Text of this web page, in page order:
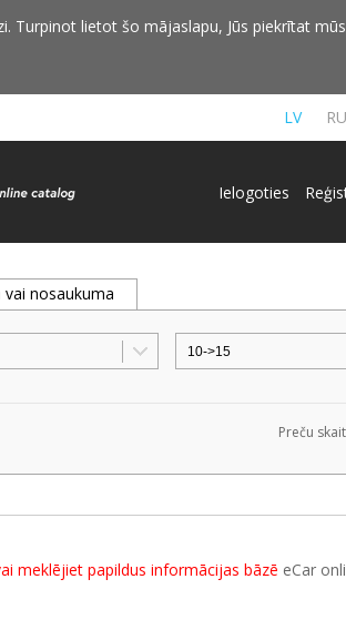
Turpinot lietot šo mājaslapu, Jūs piekrītat
LV RU
Ielogoties
nosaukuma
Preču
meklējiet papildus informācijas bāzē eCar